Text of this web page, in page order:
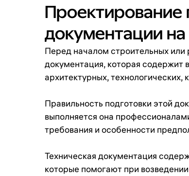
Проектирование
документации на
Перед началом строительных или
документация, которая
архитектурных,
Правильность подготовки этой
выполняется она
требования и особенности
Техническая документация
которые помогают при